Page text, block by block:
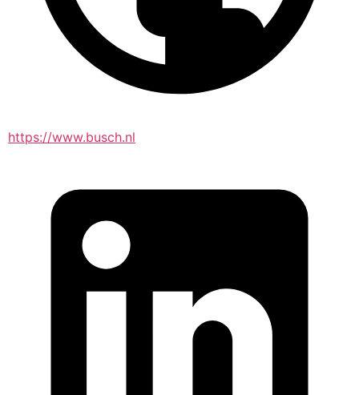
https://www.busch.nl